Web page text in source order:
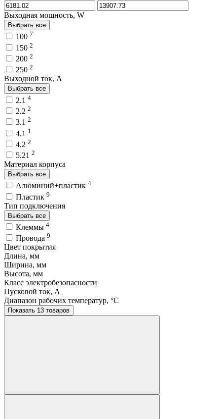
Выходная мощность, W
Выбрать все
100 7
150 2
200 2
250 2
Выходной ток, A
Выбрать все
2.1 4
2.2 2
3.1 2
4.1 1
4.2 2
5.21 2
Материал корпуса
Выбрать все
Алюминий+пластик 4
Пластик 9
Тип подключения
Выбрать все
Клеммы 4
Провода 9
Цвет покрытия
Длина, мм
Ширина, мм
Высота, мм
Класс электробезопасности
Пусковой ток, A
Диапазон рабочих температур, °C
Показать 13 товаров